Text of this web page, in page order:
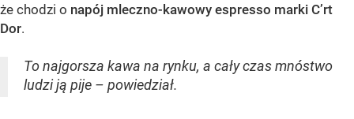
że chodzi o napój mleczno-kawowy espresso marki C’rt
Dor.
To najgorsza kawa na rynku, a cały czas mnóstwo
ludzi ją pije – powiedział.